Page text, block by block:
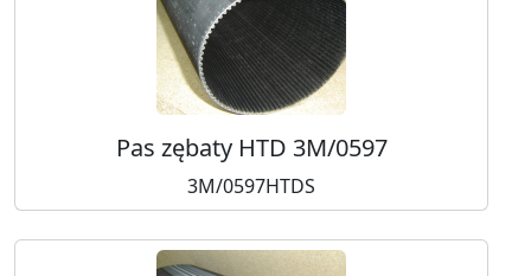
Pas zębaty HTD 3M/0597
3M/0597HTDS